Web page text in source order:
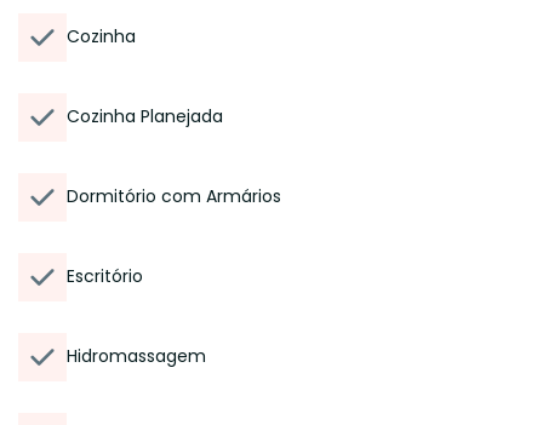
Cozinha
Cozinha Planejada
Dormitório com Armários
Escritório
Hidromassagem